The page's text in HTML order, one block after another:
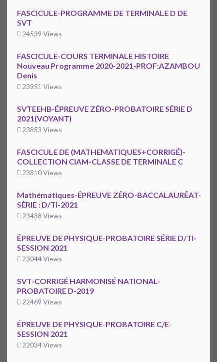
FASCICULE-PROGRAMME DE TERMINALE D DE
SVT
24539 Views
FASCICULE-COURS TERMINALE HISTOIRE
Nouveau Programme 2020-2021-PROF:AZAMBOU
Denis
23951 Views
SVTEEHB-ÉPREUVE ZÉRO-PROBATOIRE SÉRIE D
2021(VOYANT)
23853 Views
FASCICULE DE (MATHEMATIQUES+CORRIGÉ)-
COLLECTION CIAM-CLASSE DE TERMINALE C
23810 Views
Mathématiques-ÉPREUVE ZÉRO-BACCALAURÉAT-
SÉRIE : D/TI-2021
23438 Views
ÉPREUVE DE PHYSIQUE-PROBATOIRE SÉRIE D/TI-
SESSION 2021
23044 Views
SVT-CORRIGÉ HARMONISÉ NATIONAL-
PROBATOIRE D-2019
22469 Views
ÉPREUVE DE PHYSIQUE-PROBATOIRE C/E-
SESSION 2021
22034 Views